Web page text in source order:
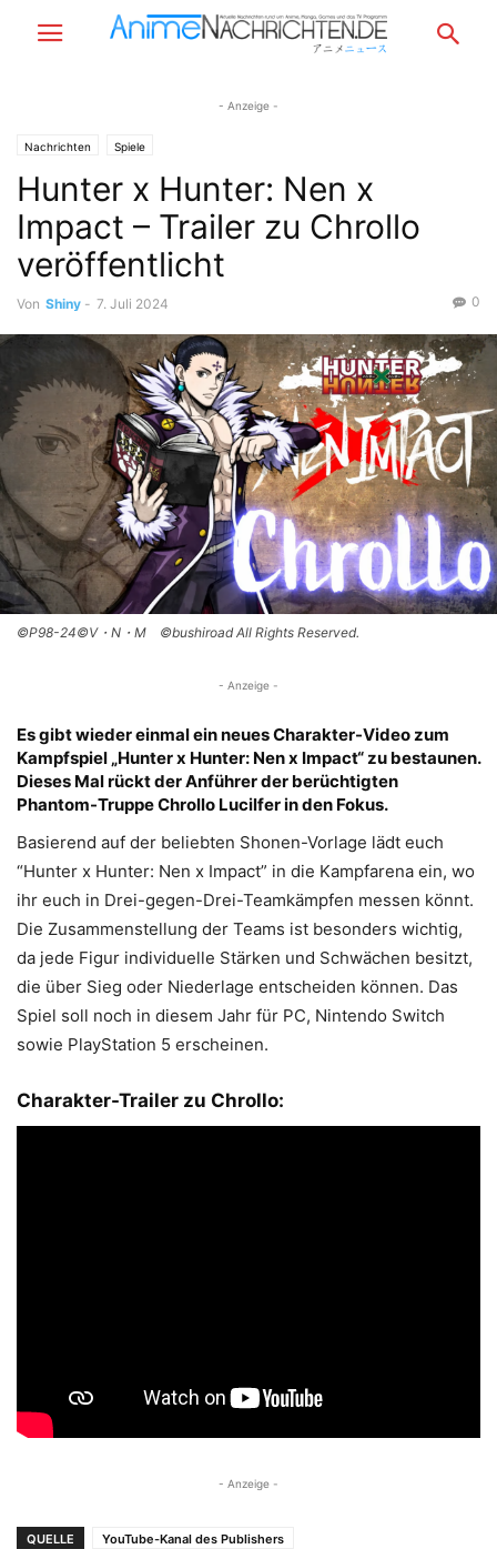
- Anzeige -
Nachrichten Spiele
Hunter x Hunter: Nen x
Impact – Trailer zu Chrollo
veröffentlicht
Von Shiny - 7. Juli 2024 0
©P98-24©V・N・M ©bushiroad All Rights Reserved.
- Anzeige -
Es gibt wieder einmal ein neues Charakter-Video zum
Kampfspiel „Hunter x Hunter: Nen x Impact“ zu bestaunen.
Dieses Mal rückt der Anführer der berüchtigten
Phantom-Truppe Chrollo Lucilfer in den Fokus.
Basierend auf der beliebten Shonen-Vorlage lädt euch
“Hunter x Hunter: Nen x Impact” in die Kampfarena ein, wo
ihr euch in Drei-gegen-Drei-Teamkämpfen messen könnt.
Die Zusammenstellung der Teams ist besonders wichtig,
da jede Figur individuelle Stärken und Schwächen besitzt,
die über Sieg oder Niederlage entscheiden können. Das
Spiel soll noch in diesem Jahr für PC, Nintendo Switch
sowie PlayStation 5 erscheinen.
Charakter-Trailer zu Chrollo:
- Anzeige -
QUELLE YouTube-Kanal des Publishers